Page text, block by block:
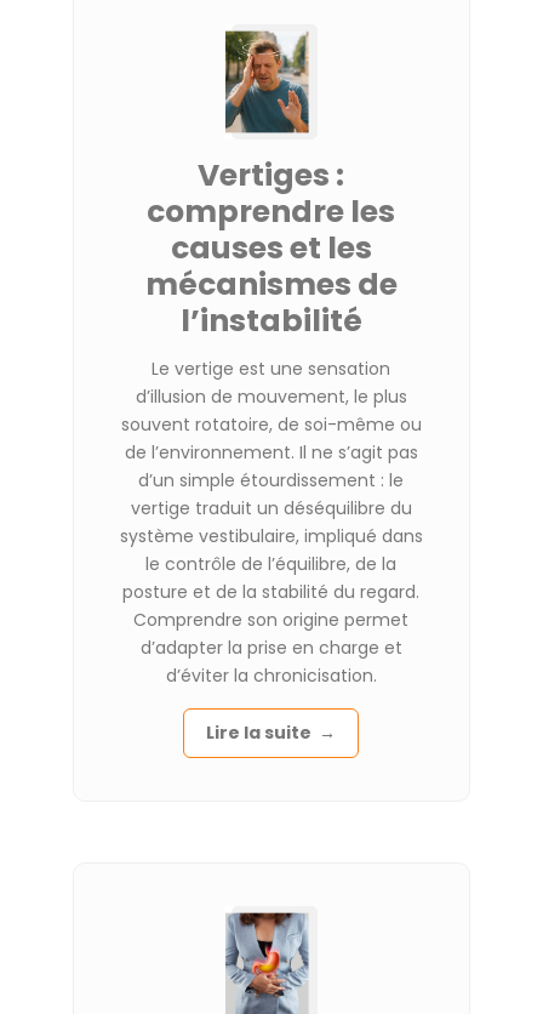
Vertiges :
comprendre les
causes et les
mécanismes de
l’instabilité
Le vertige est une sensation
d’illusion de mouvement, le plus
souvent rotatoire, de soi-même ou
de l’environnement. Il ne s’agit pas
d’un simple étourdissement : le
vertige traduit un déséquilibre du
système vestibulaire, impliqué dans
le contrôle de l’équilibre, de la
posture et de la stabilité du regard.
Comprendre son origine permet
d’adapter la prise en charge et
d’éviter la chronicisation.
Lire la suite →